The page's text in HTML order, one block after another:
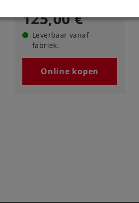
125,00 €
Leverbaar vanaf
fabriek.
Online kopen